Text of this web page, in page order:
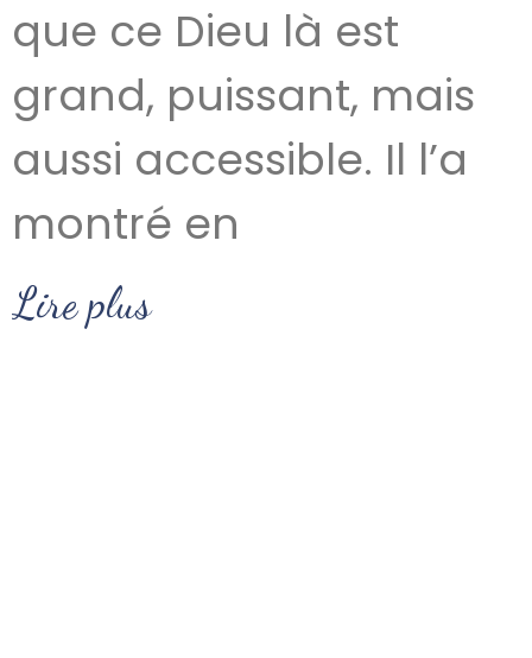
que ce Dieu là est
grand, puissant, mais
aussi accessible. Il l’a
montré en
Lire plus